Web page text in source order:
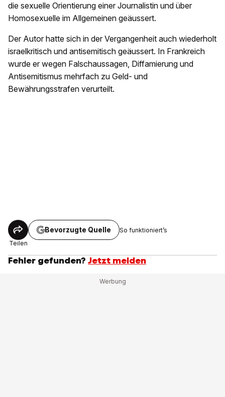
die sexuelle Orientierung einer Journalistin und über
Homosexuelle im Allgemeinen geäussert.
Der Autor hatte sich in der Vergangenheit auch wiederholt
israelkritisch und antisemitisch geäussert. In Frankreich
wurde er wegen Falschaussagen, Diffamierung und
Antisemitismus mehrfach zu Geld- und
Bewährungsstrafen verurteilt.
Teilen
Bevorzugte Quelle So funktioniert’s
Fehler gefunden? Jetzt melden